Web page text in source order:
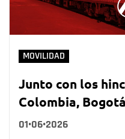
MOVILIDAD
Junto con los
Colombia,
01•06•2026